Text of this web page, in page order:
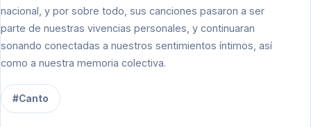
nacional, y por sobre todo, sus canciones pasaron a ser
parte de nuestras vivencias personales, y continuaran
sonando conectadas a nuestros sentimientos íntimos, así
como a nuestra memoria colectiva.
#Canto